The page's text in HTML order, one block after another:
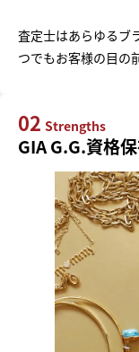
査定士はあらゆるブ
つでもお客様の目の
02 Strengths
GIA G.G.資格